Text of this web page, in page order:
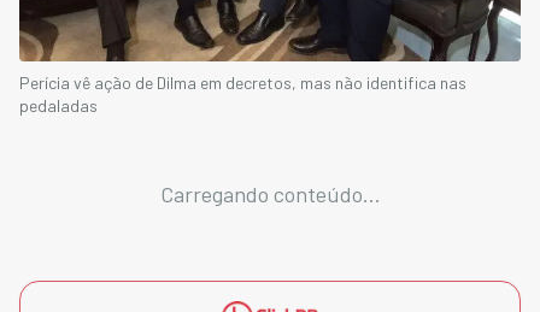
Perícia vê ação de Dilma em decretos, mas não identifica nas
pedaladas
Carregando conteúdo...